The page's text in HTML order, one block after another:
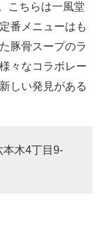
こちらは一風堂
番メニューはも
豚骨スープのラ
々なコラボレー
しい発見がある
本木4丁目9-